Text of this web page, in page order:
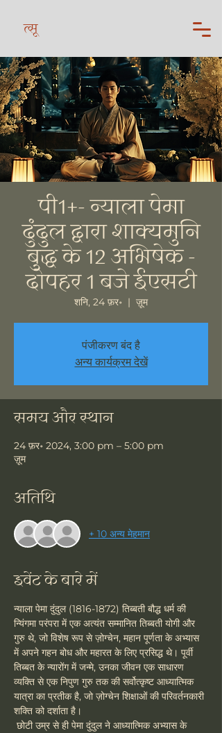
त्सू
पी1+- न्याला पेमा
दुंदुल द्वारा शाक्यमुनि
बुद्ध के 12 अभिषेक -
दोपहर 1 बजे ईएसटी
शनि, 24 फ़र॰
  |
ज़ूम
पंजीकरण बंद है
अन्य कार्यक्रम देखें
समय और स्थान
24 फ़र॰ 2024, 3:00 pm – 5:00 pm
ज़ूम
अतिथि
+ 10 अन्य मेहमान
इवेंट के बारे में
न्याला पेमा दुंदुल (1816-1872) तिब्बती बौद्ध धर्म की
न्यिंगमा परंपरा में एक अत्यंत सम्मानित तिब्बती योगी और
गुरु थे, जो विशेष रूप से ज़ोग्चेन, महान पूर्णता के अभ्यास
में अपने गहन बोध और महारत के लिए प्रसिद्ध थे। पूर्वी
तिब्बत के न्यारोंग में जन्मे, उनका जीवन एक साधारण
व्यक्ति से एक निपुण गुरु तक की सर्वोत्कृष्ट आध्यात्मिक
यात्रा का प्रतीक है, जो ज़ोग्चेन शिक्षाओं की परिवर्तनकारी
शक्ति को दर्शाता है।